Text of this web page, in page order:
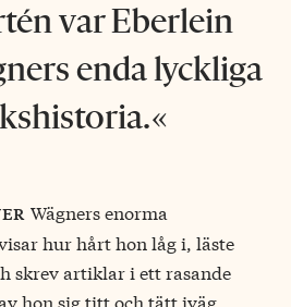
var Eberlein
enda lyckliga
Wägners enorma
hur hårt hon låg i, läste
skrev artiklar i ett rasande
hon sig titt och tätt iväg